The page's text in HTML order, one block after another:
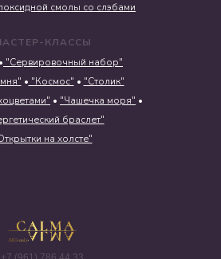
смолы со слэбами
КЛАССЫ
• "Сервировочный набор"
• "Космос" • "Столик"
• "Чашечка моря" •
браслет"
на холсте"